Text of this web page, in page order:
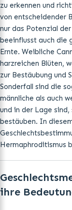
zu erkennen und
von entscheidender
nur das Potenzial
beeinflusst auch die
Ernte. Weibliche
harzreichen Blüten,
zur Bestäubung und
Sonderfall sind die
männliche als auch
und in der Lage
bestäuben. In
Hermaphroditismus
ihre